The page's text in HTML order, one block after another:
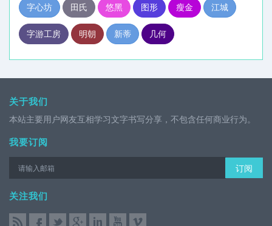
字心坊 田氏 悠黑 图形 瘦金 江城
字游工房 明朝 新蒂 几何
关于我们
本站主要用户网友互相学习文字书写分享，不包含任何商业行为。
我要订阅
订阅
关注我们